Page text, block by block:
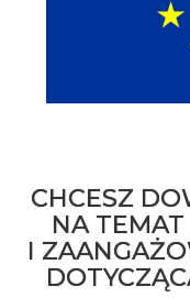
CHCESZ
NA
I